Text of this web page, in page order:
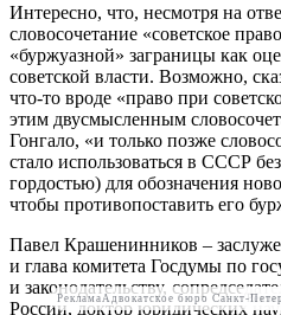
Интересно, что, несмотря на
словосочетание «советское
«буржуазной» заграницы как
советской власти. Возможно,
что-то вроде «право при
этим двусмысленным
Гонгало, «и только позже
стало использоваться в СССР
гордостью) для обозначения
чтобы противопоставить его
Павел Крашенинников –
и глава комитета Госдумы по
и законодательству,
России, доктор юридических
Реклама Адвокатское бюро Санкт-